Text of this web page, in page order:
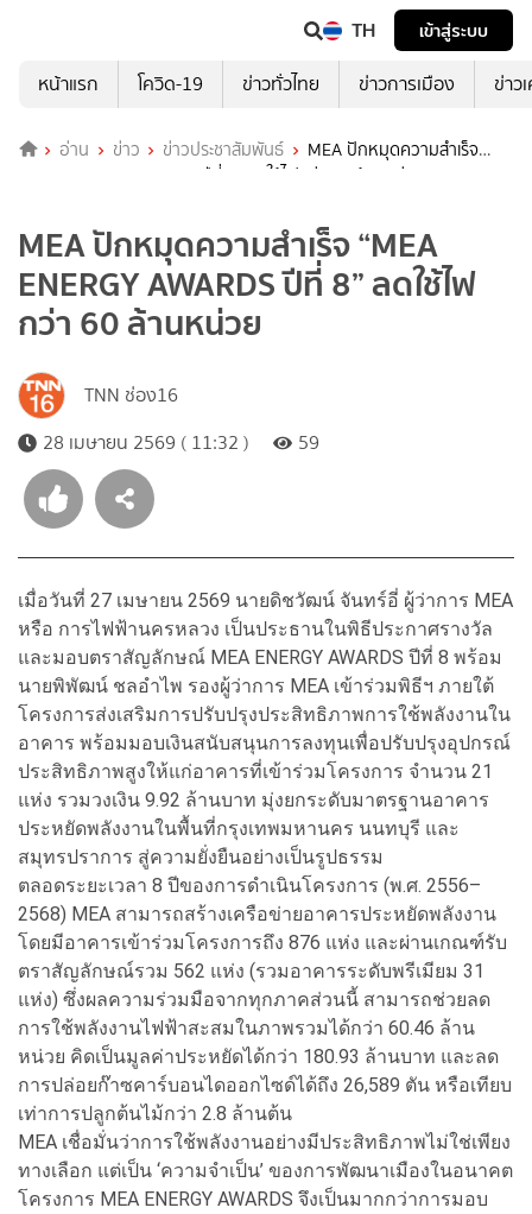
TH
เข้าสู่ระบบ
หน้าแรก
โควิด-19 ข่าวทั่วไทย ข่าวการเมือง ข่าว
อ่าน ข่าว ข่าวประชาสัมพันธ์
MEA ปักหมุดความสำเร็จ
“MEA ENERGY AWARDS ปีที่ 8” ลดใช้ไฟกว่า 60 ล้านหน่วย
MEA ปักหมุดความสำเร็จ “MEA
ENERGY AWARDS ปีที่ 8” ลดใช้ไฟ
กว่า 60 ล้านหน่วย
TNN ช่อง16
28 เมษายน 2569 ( 11:32 )
59
เมื่อวันที่ 27 เมษายน 2569 นายดิชวัฒน์ จันทร์อี่ ผู้ว่าการ MEA
หรือ การไฟฟ้านครหลวง เป็นประธานในพิธีประกาศรางวัล
และมอบตราสัญลักษณ์ MEA ENERGY AWARDS ปีที่ 8 พร้อม
นายพิพัฒน์ ชลอำไพ รองผู้ว่าการ MEA เข้าร่วมพิธีฯ ภายใต้
โครงการส่งเสริมการปรับปรุงประสิทธิภาพการใช้พลังงานใน
อาคาร พร้อมมอบเงินสนับสนุนการลงทุนเพื่อปรับปรุงอุปกรณ์
ประสิทธิภาพสูงให้แก่อาคารที่เข้าร่วมโครงการ จำนวน 21
แห่ง รวมวงเงิน 9.92 ล้านบาท มุ่งยกระดับมาตรฐานอาคาร
ประหยัดพลังงานในพื้นที่กรุงเทพมหานคร นนทบุรี และ
สมุทรปราการ สู่ความยั่งยืนอย่างเป็นรูปธรรม
ตลอดระยะเวลา 8 ปีของการดำเนินโครงการ (พ.ศ. 2556–
2568) MEA สามารถสร้างเครือข่ายอาคารประหยัดพลังงาน
โดยมีอาคารเข้าร่วมโครงการถึง 876 แห่ง และผ่านเกณฑ์รับ
ตราสัญลักษณ์รวม 562 แห่ง (รวมอาคารระดับพรีเมียม 31
แห่ง) ซึ่งผลความร่วมมือจากทุกภาคส่วนนี้ สามารถช่วยลด
การใช้พลังงานไฟฟ้าสะสมในภาพรวมได้กว่า 60.46 ล้าน
หน่วย คิดเป็นมูลค่าประหยัดได้กว่า 180.93 ล้านบาท และลด
การปล่อยก๊าซคาร์บอนไดออกไซด์ได้ถึง 26,589 ตัน หรือเทียบ
เท่าการปลูกต้นไม้กว่า 2.8 ล้านต้น
MEA เชื่อมั่นว่าการใช้พลังงานอย่างมีประสิทธิภาพไม่ใช่เพียง
ทางเลือก แต่เป็น ‘ความจำเป็น’ ของการพัฒนาเมืองในอนาคต
โครงการ MEA ENERGY AWARDS จึงเป็นมากกว่าการมอบ